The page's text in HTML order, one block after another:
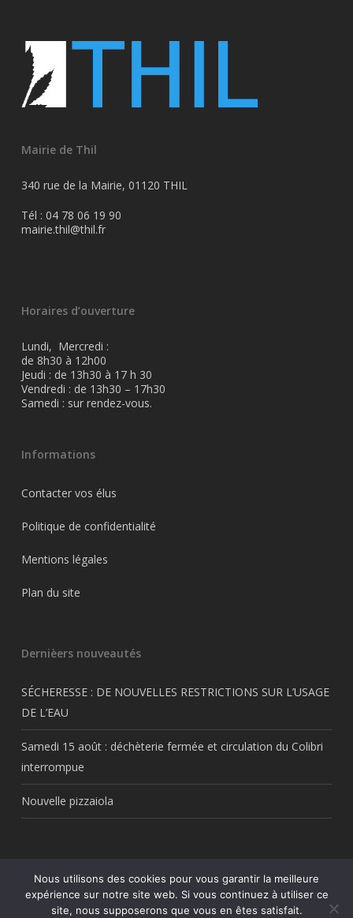
Mairie de Thil
340 rue de la Mairie, 01120 THIL
Tél : 04 78 06 19 90
mairie.thil@thil.fr
Horaires d’ouverture
Lundi, Mercredi :
de 8h30 à 12h00
Jeudi : de 13h30 à 17 h 30
Vendredi : de 13h30 – 17h30
Samedi : sur rendez-vous.
Informations
Contacter vos élus
Politique de confidentialité
Mentions légales
Plan du site
Dernièers nouveautés
SÉCHERESSE : DE NOUVELLES RESTRICTIONS SUR L’USAGE
DE L’EAU
Samedi 15 août : déchèterie fermée et circulation du Colibri
interrompue
Nouvelle pizzaiola
© 2026 Thil.fr. Tous droits réservés Thil.fr. Une créationMy Freelance
Rocks
Nous utilisons des cookies pour vous garantir la meilleure
expérience sur notre site web. Si vous continuez à utiliser ce
site, nous supposerons que vous en êtes satisfait.